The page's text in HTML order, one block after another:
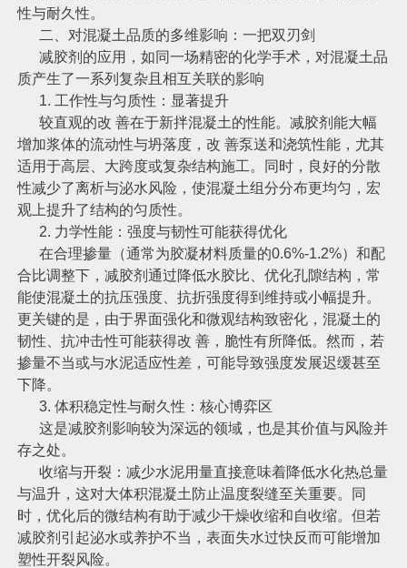
性与耐久性。
二、对混凝土品质的多维影响：一把双刃剑
减胶剂的应用，如同一场精密的化学手术，对混凝土品
质产生了一系列复杂且相互关联的影响
1. 工作性与匀质性：显著提升
较直观的改 善在于新拌混凝土的性能。减胶剂能大幅
增加浆体的流动性与坍落度，改 善泵送和浇筑性能，尤其
适用于高层、大跨度或复杂结构施工。同时，良好的分散
性减少了离析与泌水风险，使混凝土组分分布更均匀，宏
观上提升了结构的匀质性。
2. 力学性能：强度与韧性可能获得优化
在合理掺量（通常为胶凝材料质量的0.6%-1.2%）和配
合比调整下，减胶剂通过降低水胶比、优化孔隙结构，常
能使混凝土的抗压强度、抗折强度得到维持或小幅提升。
更关键的是，由于界面强化和微观结构致密化，混凝土的
韧性、抗冲击性可能获得改 善，脆性有所降低。然而，若
掺量不当或与水泥适应性差，可能导致强度发展迟缓甚至
下降。
3. 体积稳定性与耐久性：核心博弈区
这是减胶剂影响较为深远的领域，也是其价值与风险并
存之处。
收缩与开裂：减少水泥用量直接意味着降低水化热总量
与温升，这对大体积混凝土防止温度裂缝至关重要。同
时，优化后的微结构有助于减少干燥收缩和自收缩。但若
减胶剂引起泌水或养护不当，表面失水过快反而可能增加
塑性开裂风险。